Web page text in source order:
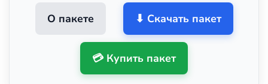
О пакете ⬇ Скачать пакет
💳 Купить пакет